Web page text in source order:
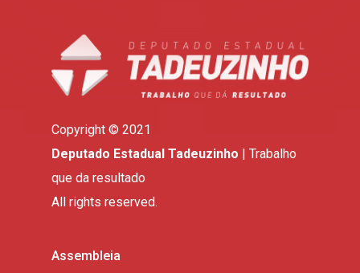
Copyright © 2021
Deputado Estadual Tadeuzinho | Trabalho
que da resultado
All rights reserved.
Assembleia